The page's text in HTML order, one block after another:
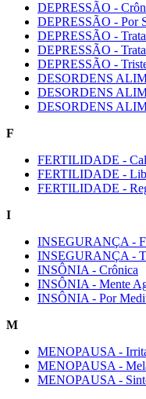
DEPRESSÃO -
DEPRESSÃO - Por
DEPRESSÃO -
DEPRESSÃO -
DEPRESSÃO -
DESORDENS
DESORDENS
DESORDENS
F
FERTILIDADE -
FERTILIDADE -
FERTILIDADE -
I
INSEGURANÇA -
INSEGURANÇA -
INSÔNIA - Crônica
INSÔNIA - Mente
INSÔNIA - Por
M
MENOPAUSA -
MENOPAUSA -
MENOPAUSA -